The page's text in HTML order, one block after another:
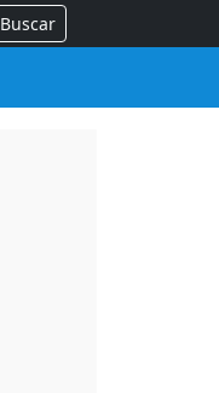
Buscar